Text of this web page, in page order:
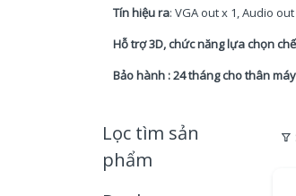
Tín hiệu ra: VGA out x 1, Audio
Hỗ trợ 3D, chức năng lựa chọn
Bảo hành : 24 tháng cho thân
Lọc tìm sản
phẩm